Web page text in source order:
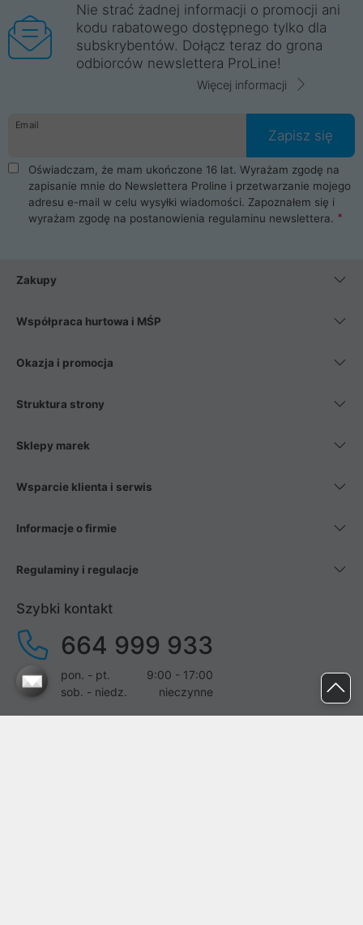
Nie strać żadnej informacji o promocji ani
kodu rabatowego dostępnego tylko dla
subskrybentów. Dołącz teraz do grona
odbiorców newslettera ProLine!
Więcej informacji
Email
Zapisz się
Oświadczam, że mam ukończone 16 lat. Wyrażam zgodę na
zapisanie mnie do Newslettera Proline i przetwarzanie mojego
adresu e-mail w celu wysyłki wiadomości. Zapoznałem się i
wyrażam zgodę na postanowienia regulaminu newslettera.
Zakupy
Współpraca hurtowa i MŚP
Okazja i promocja
Struktura strony
Sklepy marek
Wsparcie klienta i serwis
Informacje o firmie
Regulaminy i regulacje
Szybki kontakt
664 999 933
pon. - pt.
9:00 - 17:00
sob. - niedz.
nieczynne